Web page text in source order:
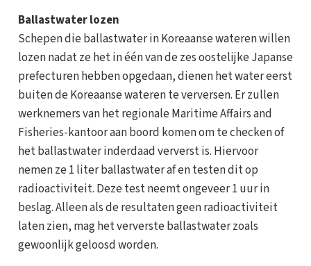
Ballastwater lozen
Schepen die ballastwater in Koreaanse wateren willen
lozen nadat ze het in één van de zes oostelijke Japanse
prefecturen hebben opgedaan, dienen het water eerst
buiten de Koreaanse wateren te verversen. Er zullen
werknemers van het regionale Maritime Affairs and
Fisheries-kantoor aan boord komen om te checken of
het ballastwater inderdaad ververst is. Hiervoor
nemen ze 1 liter ballastwater af en testen dit op
radioactiviteit. Deze test neemt ongeveer 1 uur in
beslag. Alleen als de resultaten geen radioactiviteit
laten zien, mag het ververste ballastwater zoals
gewoonlijk geloosd worden.